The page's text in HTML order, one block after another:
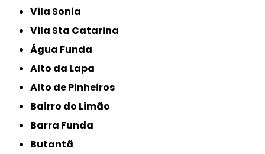
Vila Sonia
Vila Sta Catarina
Água Funda
Alto da Lapa
Alto de Pinheiros
Bairro do Limão
Barra Funda
Butantã